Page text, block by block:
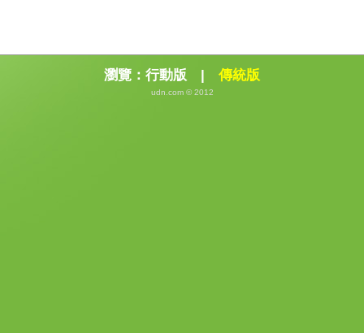
瀏覽： 行動版 | 傳統版
udn.com © 2012